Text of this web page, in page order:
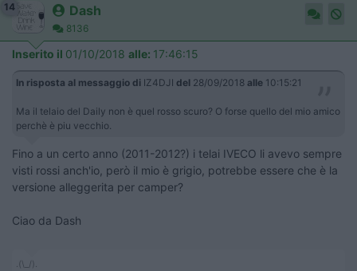
14 Dash
8136
Inserito il 01/10/2018 alle: 17:46:15
In risposta al messaggio di IZ4DJI del 28/09/2018 alle 10:15:21
Ma il telaio del Daily non è quel rosso scuro? O forse quello del mio amico
perchè è piu vecchio.
Fino a un certo anno (2011-2012?) i telai IVECO li avevo sempre
visti rossi anch'io, però il mio è grigio, potrebbe essere che è la
versione alleggerita per camper?
Ciao da Dash
.(\_/).